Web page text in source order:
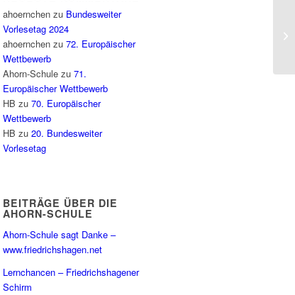
ahoernchen zu Bundesweiter
Vorlesetag 2024
ahoernchen zu72. Europäischer
Wettbewerb
Ahorn-Schule zu71.
Europäischer Wettbewerb
HB zu70. Europäischer
Wettbewerb
HB zu20. Bundesweiter
Vorlesetag
BEITRÄGE ÜBER DIE
AHORN-SCHULE
Ahorn-Schule sagt Danke –
www.friedrichshagen.net
Lernchancen – Friedrichshagener
Schirm